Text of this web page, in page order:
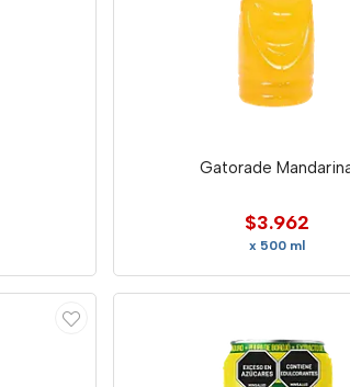
Gatorade
$3.962
x 500 ml